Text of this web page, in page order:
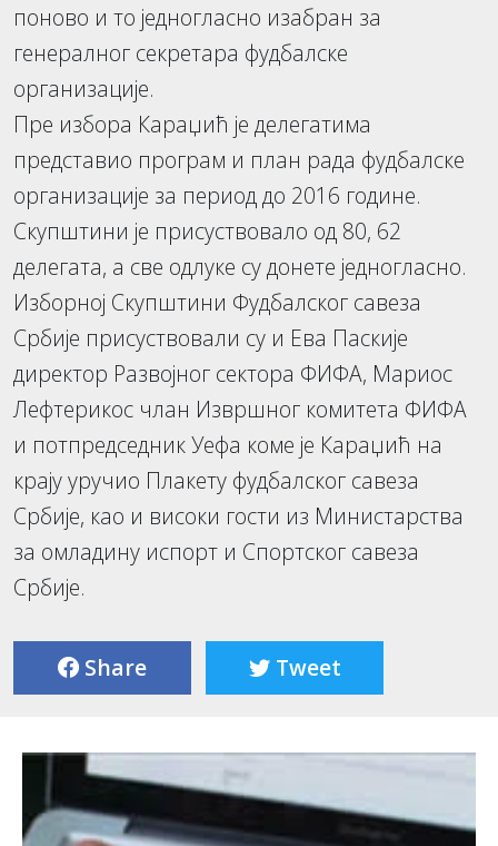
поново и то једногласно изабран за
генералног секретара фудбалске
организације.
Пре избора Караџић је делегатима
представио програм и план рада фудбалске
организације за период до 2016 године.
Скупштини је присуствовало од 80, 62
делегата, а све одлуке су донете једногласно.
Изборној Скупштини Фудбалског савеза
Србије присуствовали су и Ева Паскије
директор Развојног сектора ФИФА, Мариос
Лефтерикос члан Извршног комитета ФИФА
и потпредседник Уефа коме је Караџић на
крају уручио Плакету фудбалског савеза
Србије, као и високи гости из Министарства
за омладину испорт и Спортског савеза
Србије.
Share Tweet